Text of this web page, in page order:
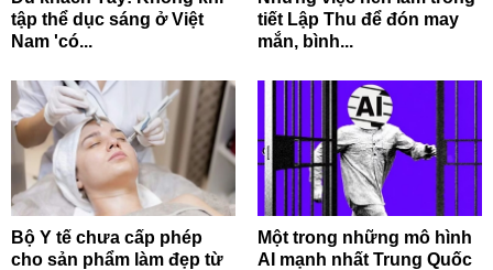
tập thể dục sáng ở Việt
Nam 'có...
tiết Lập Thu để đón may
mắn, bình...
Bộ Y tế chưa cấp phép
cho sản phẩm làm đẹp từ
Một trong những mô hình
AI mạnh nhất Trung Quốc